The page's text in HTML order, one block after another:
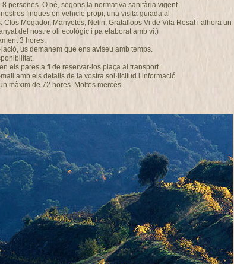
persones. O bé, segons la normativa sanitària vigent.
finques en vehicle propi, una visita guiada al
Clos Mogador, Manyetes, Nelin, Gratallops Vi de Vila Rosat i alhora un
del nostre oli ecològic i pa elaborat amb vi.)
3 hores.
us demanem que ens aviseu amb temps.
els pares a fi de reservar-los plaça al transport.
amb els detalls de la vostra sol·licitud i informació
màxim de 72 hores. Moltes mercès.